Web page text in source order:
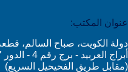
عنوان المكتب:
دولة الكويت، صباح السالم، قطعة 1، شارع
أبراج العربيد - برج رقم 4 - الدور 17 - مكتب 65
(مقابل طريق الفحيحيل السريع)